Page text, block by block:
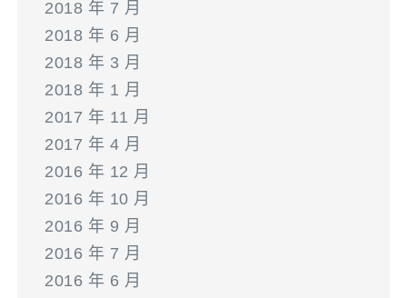
2018 年 7 月
2018 年 6 月
2018 年 3 月
2018 年 1 月
2017 年 11 月
2017 年 4 月
2016 年 12 月
2016 年 10 月
2016 年 9 月
2016 年 7 月
2016 年 6 月